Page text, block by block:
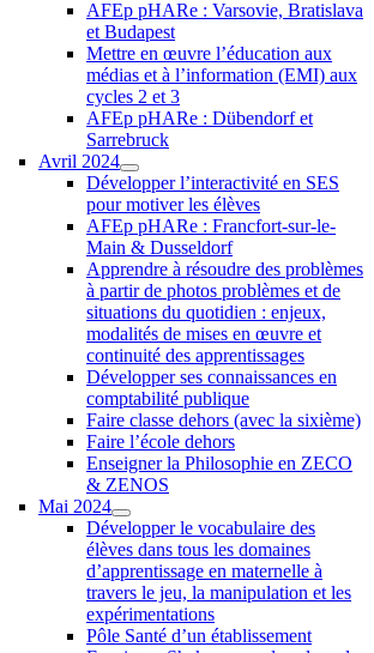
AFEp pHARe : Varsovie, Bratislava
et Budapest
Mettre en œuvre l’éducation aux
médias et à l’information (EMI) aux
cycles 2 et 3
AFEp pHARe : Dübendorf et
Sarrebruck
Avril 2024
Développer l’interactivité en SES
pour motiver les élèves
AFEp pHARe : Francfort-sur-le-
Main & Dusseldorf
Apprendre à résoudre des problèmes
à partir de photos problèmes et de
situations du quotidien : enjeux,
modalités de mises en œuvre et
continuité des apprentissages
Développer ses connaissances en
comptabilité publique
Faire classe dehors (avec la sixième)
Faire l’école dehors
Enseigner la Philosophie en ZECO
& ZENOS
Mai 2024
Développer le vocabulaire des
élèves dans tous les domaines
d’apprentissage en maternelle à
travers le jeu, la manipulation et les
expérimentations
Pôle Santé d’un établissement